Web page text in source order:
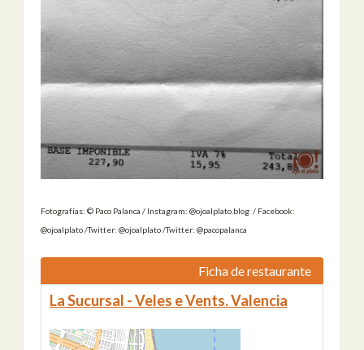
Fotografías: © Paco Palanca / Instagram: @ojoalplato.blog / Facebook:
@ojoalplato /Twitter: @ojoalplato /Twitter: @pacopalanca
Ficha de restaurante
La Sucursal - Veles e Vents. Valencia